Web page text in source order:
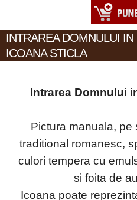
INTRAREA DOMNULUI
ICOANA STICLA
Intrarea Domnului
Pictura manuala, pe
traditional romanesc,
culori tempera cu
si foita de
Icoana poate